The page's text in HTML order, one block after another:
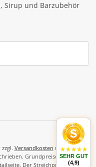
Sirup und Barzubehör
Versandkosten und ggf.
Grundpreise und Preise
Der Streichpreis ist der
SEHR GUT
(4,9)